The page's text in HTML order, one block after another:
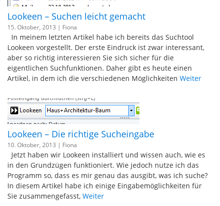
Lookeen – Suchen leicht gemacht
15. Oktober, 2013 | Fiona
In meinem letzten Artikel habe ich bereits das Suchtool
Lookeen vorgestellt. Der erste Eindruck ist zwar interessant,
aber so richtig interessieren Sie sich sicher für die
eigentlichen Suchfunktionen. Daher gibt es heute einen
Artikel, in dem ich die verschiedenen Möglichkeiten Weiter
Lookeen – Die richtige Sucheingabe
10. Oktober, 2013 | Fiona
Jetzt haben wir Lookeen installiert und wissen auch, wie es
in den Grundzügen funktioniert. Wie jedoch nutze ich das
Programm so, dass es mir genau das ausgibt, was ich suche?
In diesem Artikel habe ich einige Eingabemöglichkeiten für
Sie zusammengefasst, Weiter